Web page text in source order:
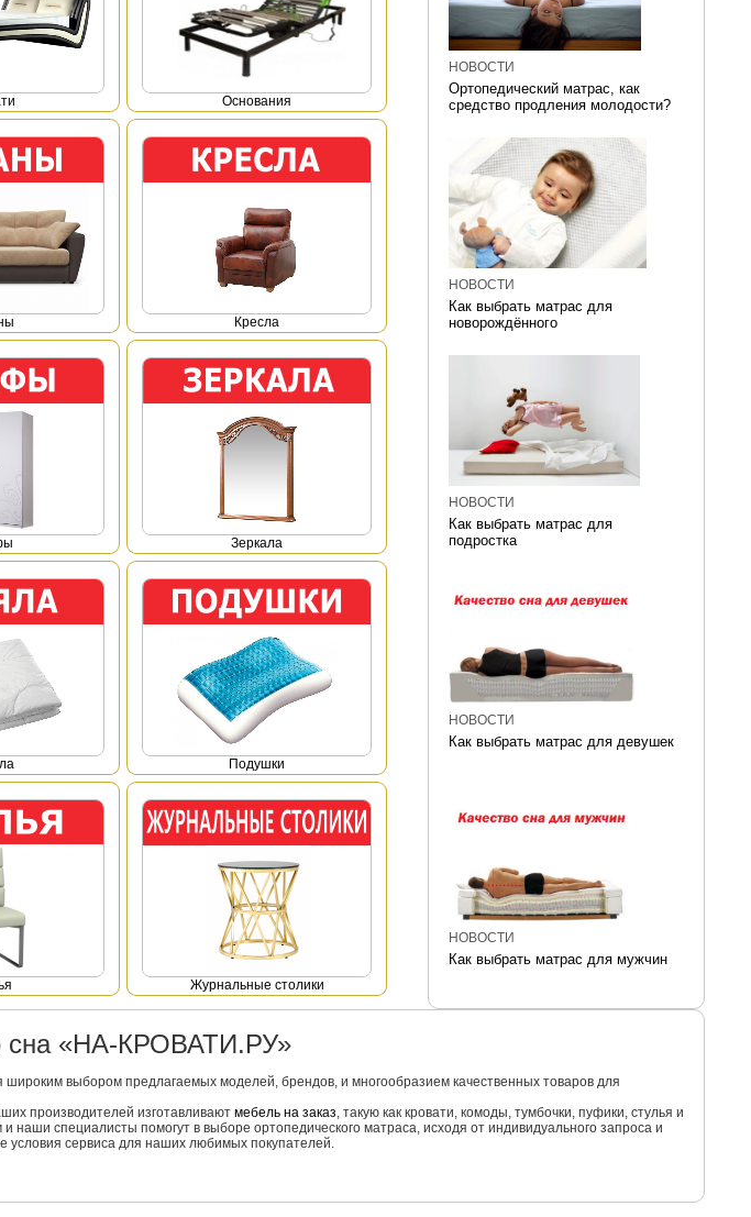
НОВОСТИ
Ортопедический матрас, как
средство продления молодости?
НОВОСТИ
Как выбрать матрас для
новорождённого
НОВОСТИ
Как выбрать матрас для
подростка
НОВОСТИ
Как выбрать матрас для девушек
НОВОСТИ
Как выбрать матрас для мужчин
Основания
Кресла
Зеркала
Подушки
Журнальные столики
сна «НА-КРОВАТИ.РУ»
выбором предлагаемых моделей, брендов, и многообразием качественных товаров для
производителей изготавливают мебель на заказ, такую как кровати, комоды, тумбочки, пуфики, стулья и
специалисты помогут в выборе ортопедического матраса, исходя от индивидуального запроса и
условия сервиса для наших любимых покупателей.